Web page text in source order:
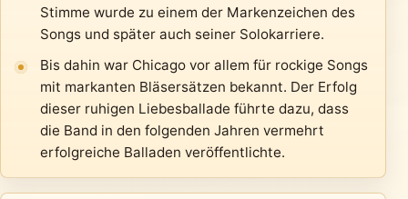
Stimme wurde zu einem der Markenzeichen des
Songs und später auch seiner Solokarriere.
Bis dahin war Chicago vor allem für rockige Songs
mit markanten Bläsersätzen bekannt. Der Erfolg
dieser ruhigen Liebesballade führte dazu, dass
die Band in den folgenden Jahren vermehrt
erfolgreiche Balladen veröffentlichte.